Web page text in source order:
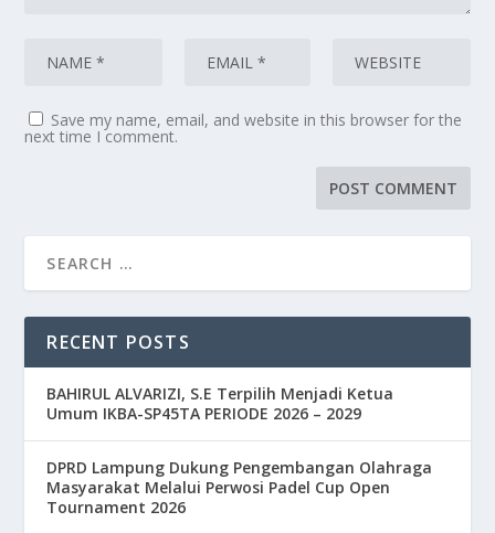
Save my name, email, and website in this browser for the
next time I comment.
RECENT POSTS
BAHIRUL ALVARIZI, S.E Terpilih Menjadi Ketua
Umum IKBA-SP45TA PERIODE 2026 – 2029
DPRD Lampung Dukung Pengembangan Olahraga
Masyarakat Melalui Perwosi Padel Cup Open
Tournament 2026